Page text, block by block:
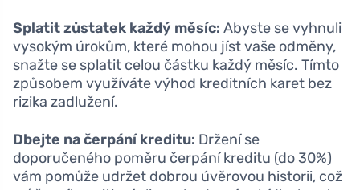
Splatit zůstatek každý měsíc: Abyste se vyhnuli
vysokým úrokům, které mohou jíst vaše odměny,
snažte se splatit celou částku každý měsíc. Tímto
způsobem využíváte výhod kreditních karet bez
rizika zadlužení.
Dbejte na čerpání kreditu: Držení se
doporučeného poměru čerpání kreditu (do 30%)
vám pomůže udržet dobrou úvěrovou historii, což